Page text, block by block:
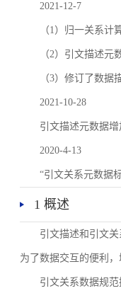
2021-12-7
（1）归一关系
（2）引文描述元
（3）修订了数据
2021-10-28
引文描述元数据增
2020-4-13
“引文关系元数据
1 概述
引文描述和引文
为了数据交互的便利
引文关系数据规